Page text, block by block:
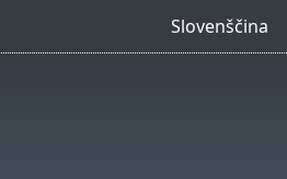
Slovenščina